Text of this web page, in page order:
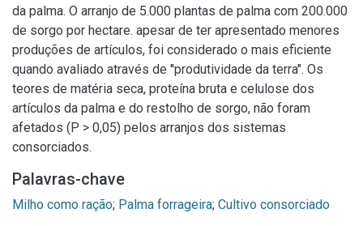
da palma. O arranjo de 5.000 plantas de palma com 200.000
de sorgo por hectare. apesar de ter apresentado menores
produções de artículos, foi considerado o mais eficiente
quando avaliado através de ''produtividade da terra". Os
teores de matéria seca, proteína bruta e celulose dos
artículos da palma e do restolho de sorgo, não foram
afetados (P > 0,05) pelos arranjos dos sistemas
consorciados.
Palavras-chave
Milho como ração; Palma forrageira; Cultivo consorciado